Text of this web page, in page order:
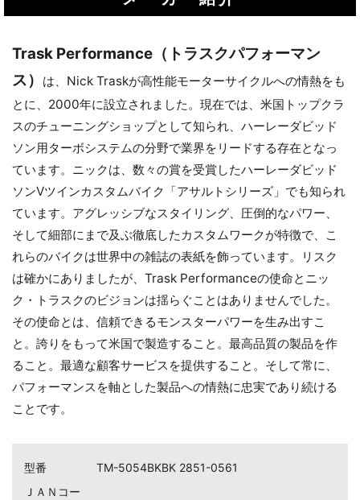
Trask Performance（トラスクパフォーマン
ス）
は、Nick Traskが高性能モーターサイクルへの情熱をも
とに、2000年に設立されました。現在では、米国トップクラ
スのチューニングショップとして知られ、ハーレーダビッド
ソン用ターボシステムの分野で業界をリードする存在となっ
ています。ニックは、数々の賞を受賞したハーレーダビッド
ソンVツインカスタムバイク「アサルトシリーズ」でも知られ
ています。アグレッシブなスタイリング、圧倒的なパワー、
そして細部にまで及ぶ徹底したカスタムワークが特徴で、こ
れらのバイクは世界中の雑誌の表紙を飾っています。リスク
は確かにありましたが、Trask Performanceの使命とニッ
ク・トラスクのビジョンは揺らぐことはありませんでした。
その使命とは、信頼できるモンスターパワーを生み出すこ
と。誇りをもって米国で製造すること。最高品質の製品を作
ること。最適な顧客サービスを提供すること。そして常に、
パフォーマンスを軸とした製品への情熱に忠実であり続ける
ことです。
型番
TM-5054BKBK 2851-0561
ＪＡＮコー
お買い物を続ける カートへ進む